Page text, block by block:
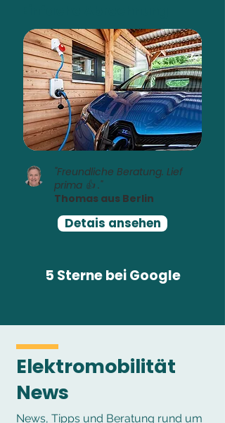
"Freundliche Beratung. Lief
prima 👍 ."
Thomas aus Berlin
Detais ansehen
5 Sterne bei Google
Elektromobilität
News
News, Tipps und Beratung rund um